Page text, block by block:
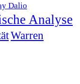
Dalio
Analyse
Warren